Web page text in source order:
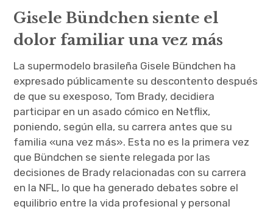
Gisele Bündchen siente el
dolor familiar una vez más
La supermodelo brasileña Gisele Bündchen ha
expresado públicamente su descontento después
de que su exesposo, Tom Brady, decidiera
participar en un asado cómico en Netflix,
poniendo, según ella, su carrera antes que su
familia «una vez más». Esta no es la primera vez
que Bündchen se siente relegada por las
decisiones de Brady relacionadas con su carrera
en la NFL, lo que ha generado debates sobre el
equilibrio entre la vida profesional y personal